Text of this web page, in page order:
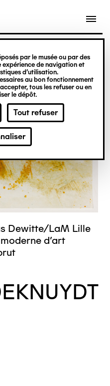
par le musée ou par des
expérience de navigation et
d’utilisation.
au bon fonctionnement
tous les refuser ou en
le dépôt.
Tout refuser
Dewitte/LaM Lille
d’art